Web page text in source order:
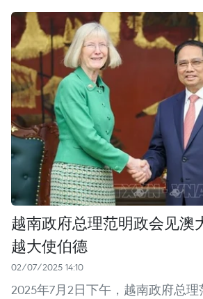
越南政府总理范明政会见澳
越大使伯德
02/07/2025 14:10
2025年7月2日下午，越南政府总